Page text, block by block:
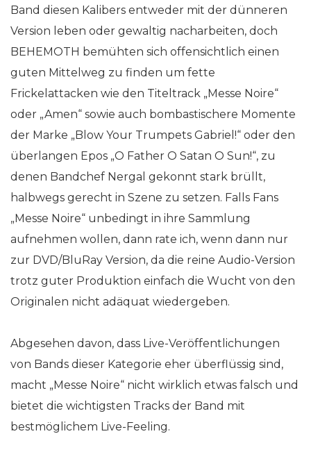
Band diesen Kalibers entweder mit der dünneren
Version leben oder gewaltig nacharbeiten, doch
BEHEMOTH bemühten sich offensichtlich einen
guten Mittelweg zu finden um fette
Frickelattacken wie den Titeltrack „Messe Noire“
oder „Amen“ sowie auch bombastischere Momente
der Marke „Blow Your Trumpets Gabriel!“ oder den
überlangen Epos „O Father O Satan O Sun!“, zu
denen Bandchef Nergal gekonnt stark brüllt,
halbwegs gerecht in Szene zu setzen. Falls Fans
„Messe Noire“ unbedingt in ihre Sammlung
aufnehmen wollen, dann rate ich, wenn dann nur
zur DVD/BluRay Version, da die reine Audio-Version
trotz guter Produktion einfach die Wucht von den
Originalen nicht adäquat wiedergeben.
Abgesehen davon, dass Live-Veröffentlichungen
von Bands dieser Kategorie eher überflüssig sind,
macht „Messe Noire“ nicht wirklich etwas falsch und
bietet die wichtigsten Tracks der Band mit
bestmöglichem Live-Feeling.